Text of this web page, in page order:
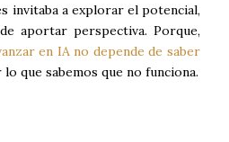
invitaba a explorar el potencial,
aportar perspectiva. Porque,
en IA no depende de saber
que sabemos que no funciona.